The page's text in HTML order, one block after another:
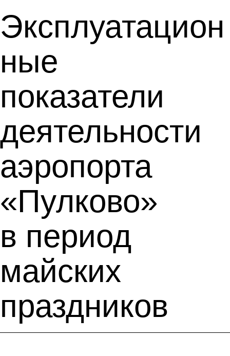
Эксплуатацион
ные
показатели
деятельности
аэропорта
«Пулково»
в период
майских
праздников